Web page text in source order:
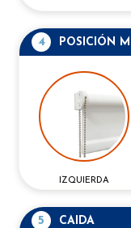
4 POSICIÓN
IZQUIERDA
5 CAIDA